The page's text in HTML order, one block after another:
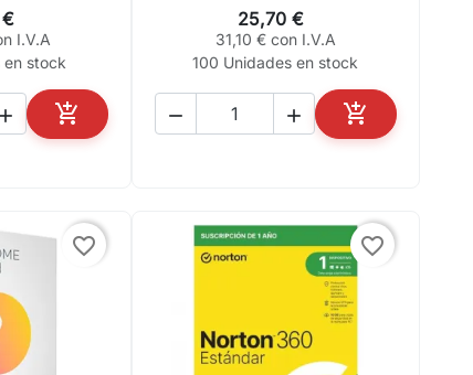
€
I.V.A
en stock
 
AÑADIR AL CARRITO
25,70 €
31,10 € con I.V.A
100 Unidades en stock
  
AÑADIR AL
favorite_border favorite_border